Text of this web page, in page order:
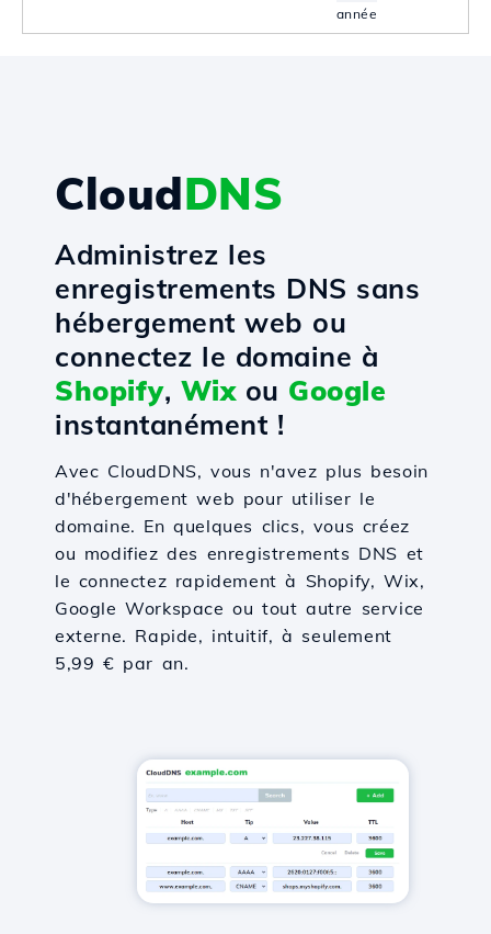
année
CloudDNS
Administrez les
enregistrements DNS sans
hébergement web ou
connectez le domaine à
Shopify, Wixou Google
instantanément !
Avec CloudDNS, vous n'avez plus besoin
d'hébergement web pour utiliser le
domaine. En quelques clics, vous créez
ou modifiez des enregistrements DNS et
le connectez rapidement à Shopify, Wix,
Google Workspace ou tout autre service
externe. Rapide, intuitif, à seulement
5,99 € par an.